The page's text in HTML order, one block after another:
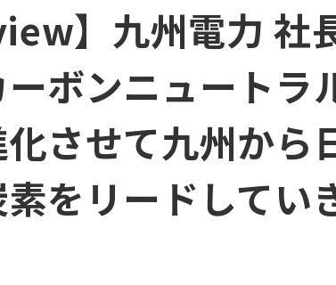
】九州電力 社
ボンニュートラ
させて九州から
をリードしてい